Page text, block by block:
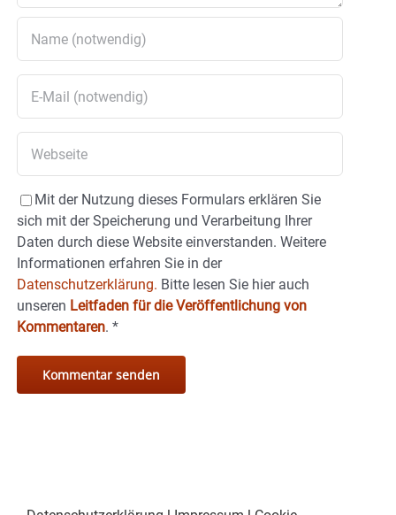
Mit der Nutzung dieses Formulars erklären Sie
sich mit der Speicherung und Verarbeitung Ihrer
Daten durch diese Website einverstanden. Weitere
Informationen erfahren Sie in der
Datenschutzerklärung. Bitte lesen Sie hier auch
unseren Leitfaden für die Veröffentlichung von
Kommentaren. *